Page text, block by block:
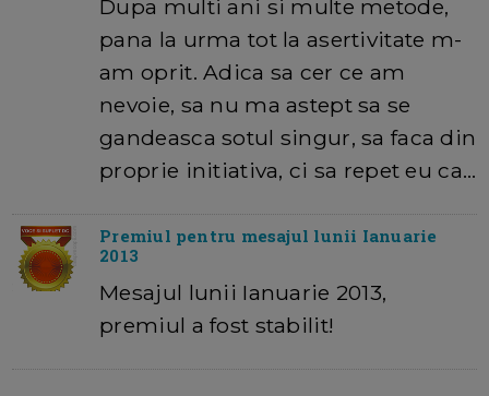
Dupa multi ani si multe metode,
pana la urma tot la asertivitate m-
am oprit. Adica sa cer ce am
nevoie, sa nu ma astept sa se
gandeasca sotul singur, sa faca din
proprie initiativa, ci sa repet eu ca…
Premiul pentru mesajul lunii Ianuarie
2013
Mesajul lunii Ianuarie 2013,
premiul a fost stabilit!